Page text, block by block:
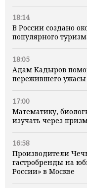
18:14
В России создано
популярного
18:05
Адам Кадыров
пережившего
17:00
Математику,
изучать через
16:58
Производители
гастробренды на
России» в Москве